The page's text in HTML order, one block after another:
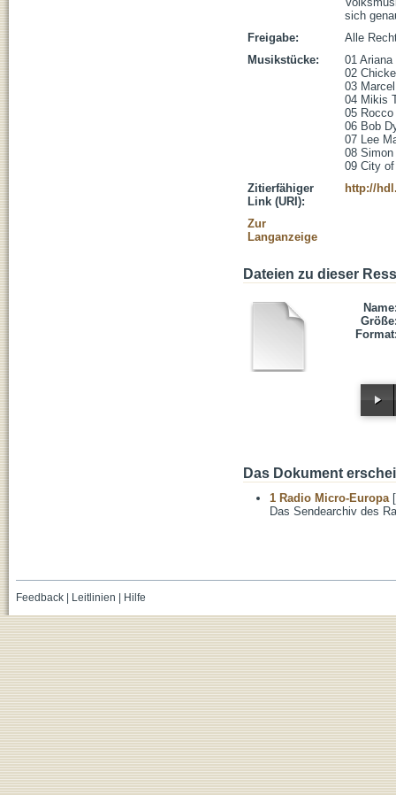
sich
Freigabe:
Alle
Musikstücke:
01 Ariana
02
03
04 Mikis
05 Rocco
06 Bob
07 Lee
08
09 City
Zitierfähiger
Link (URI):
http://
Zur
Langanzeige
Dateien zu dieser
Das Dokument
1 Radio Micro-Europa
Das Sendearchiv des
Feedback| Leitlinien Hilfe